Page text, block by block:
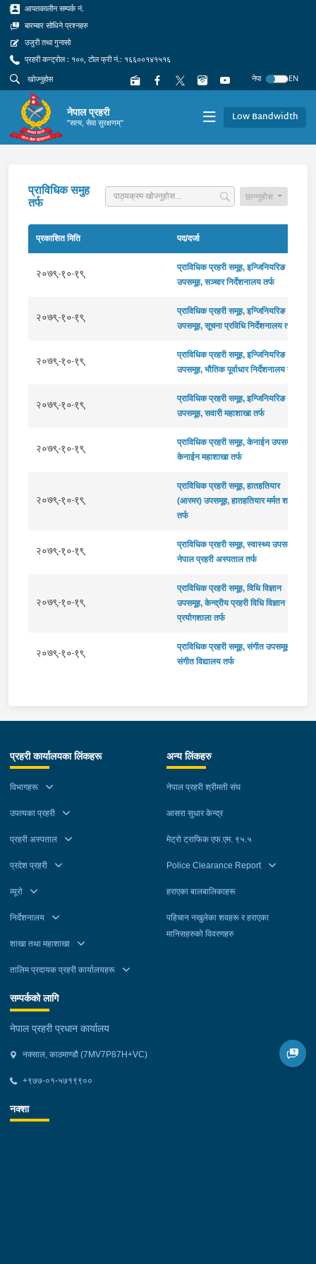
आपतकालीन सम्पर्क नं.
बारम्बार सोधिने प्रश्नहरु
उजुरी तथा गुनासो
प्रहरी कन्ट्रोल : १००, टोल फ्री नं.: १६६००१४१५१६
नेपा
EN
नेपाल प्रहरी
"सत्य, सेवा सुरक्षणम्" Low Bandwidth
प्राविधिक समुह
तर्फ
छान्नुहोस
प्रकाशित मिति पद/दर्जा
२०७९-१०-१९
प्राविधिक प्रहरी समूह, इन्जिनियरिङ
उपसमूह, सञ्चार निर्देशनालय तर्फ
२०७९-१०-१९
प्राविधिक प्रहरी समूह, इन्जिनियरिङ
उपसमूह, सूचना प्रविधि निर्देशनालय तर्फ
२०७९-१०-१९
प्राविधिक प्रहरी समूह, इन्जिनियरिङ
उपसमूह, भौतिक पूर्वाधार निर्देशनालय तर्फ
२०७९-१०-१९
प्राविधिक प्रहरी समूह, इन्जिनियरिङ
उपसमूह, सवारी महाशाखा तर्फ
२०७९-१०-१९
प्राविधिक प्रहरी समूह, केनाईन उपसमूह,
केनाईन महाशाखा तर्फ
२०७९-१०-१९
प्राविधिक प्रहरी समूह, हातहतियार
(आरमर) उपसमूह, हातहतियार मर्मत शाखा
तर्फ
२०७९-१०-१९
प्राविधिक प्रहरी समूह, स्वास्थ्य उपसमूह,
नेपाल प्रहरी अस्पताल तर्फ
२०७९-१०-१९
प्राविधिक प्रहरी समूह, विधि विज्ञान
उपसमूह, केन्द्रीय प्रहरी विधि विज्ञान
प्रयोगशाला तर्फ
२०७९-१०-१९
प्राविधिक प्रहरी समूह, संगीत उपसमूह,
संगीत विद्यालय तर्फ
प्रहरी कार्यालयका लिंकहरू
विभागहरू
उपत्यका प्रहरी
प्रहरी अस्पताल
प्रदेश प्रहरी
व्यूरो
निर्देशनालय
शाखा तथा महाशाखा
तालिम प्रदायक प्रहरी कार्यालयहरू
अन्य लिंकहरु
नेपाल प्रहरी श्रीमती संघ
आसरा सुधार केन्द्र
मेट्रो ट्राफिक एफ.एम. ९५.५
Police Clearance Report
हराएका बालबालिकाहरू
पहिचान नखुलेका शवहरू र हराएका
मानिसहरुको विवरणहरु
सम्पर्कको लागि
नेपाल प्रहरी प्रधान कार्यालय
नक्साल, काठमाण्डौ (7MV7P87H+VC)
+९७७-०१-५७१९९००
नक्शा